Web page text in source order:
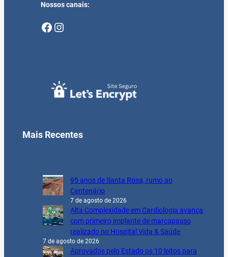
Nossos canais:
Facebook Instagram
Mais Recentes
95 anos de Santa Rosa, rumo ao
Centenário
7 de agosto de 2026
Alta Complexidade em Cardiologia avança
com primeiro implante de marcapasso
realizado no Hospital Vida & Saúde
7 de agosto de 2026
Aprovados pelo Estado os 10 leitos para